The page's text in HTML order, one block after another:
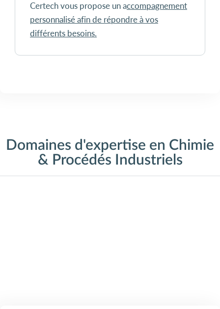
Certech vous propose un accompagnement
personnalisé afin de répondre à vos
différents besoins.
Domaines d'expertise en Chimie
& Procédés Industriels